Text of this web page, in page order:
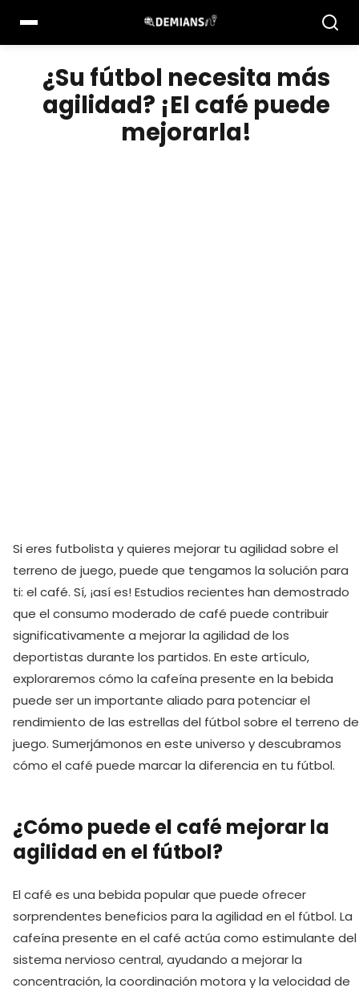
para
el
contenido¿Su fútbol necesita más
agilidad? ¡El café puede
mejorarla!
Si eres futbolista y quieres mejorar tu agilidad sobre el
terreno de juego, puede que tengamos la solución para
ti: el café. Sí, ¡así es! Estudios recientes han demostrado
que el consumo moderado de café puede contribuir
significativamente a mejorar la agilidad de los
deportistas durante los partidos. En este artículo,
exploraremos cómo la cafeína presente en la bebida
puede ser un importante aliado para potenciar el
rendimiento de las estrellas del fútbol sobre el terreno de
juego. Sumerjámonos en este universo y descubramos
cómo el café puede marcar la diferencia en tu fútbol.
¿Cómo puede el café mejorar la
agilidad en el fútbol?
El café es una bebida popular que puede ofrecer
sorprendentes beneficios para la agilidad en el fútbol. La
cafeína presente en el café actúa como estimulante del
sistema nervioso central, ayudando a mejorar la
concentración, la coordinación motora y la velocidad de